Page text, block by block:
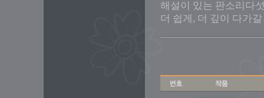
해설이 있는 판소리다
더 쉽게, 더 깊이 다가